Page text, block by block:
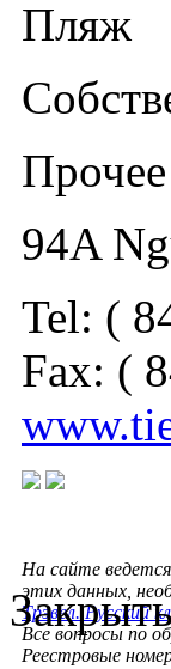
Пляж
Прочее
94A
Tel: (
Fax: (
На сайте
этих данных,
Трэвел. Русский
Все вопросы по
Реестровые